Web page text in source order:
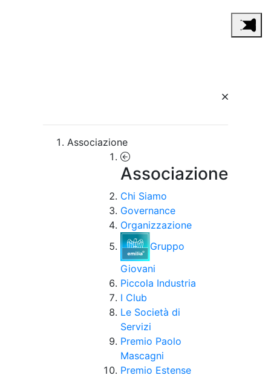
Associazione
Associazione
Chi Siamo
Governance
Organizzazione
Gruppo
Giovani
Piccola Industria
I Club
Le Società di
Servizi
Premio Paolo
Mascagni
Premio Estense